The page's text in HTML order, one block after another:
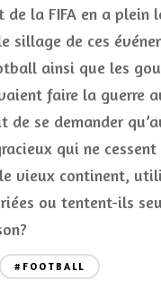
de la FIFA en a plein
sillage de ces
ainsi que les
faire la guerre
de se demander
qui ne cessent
vieux continent,
ou tentent-ils
#FOOTBALL